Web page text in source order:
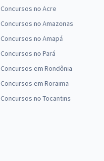
Concursos no Acre
Concursos no Amazonas
Concursos no Amapá
Concursos no Pará
Concursos em Rondônia
Concursos em Roraima
Concursos no Tocantins